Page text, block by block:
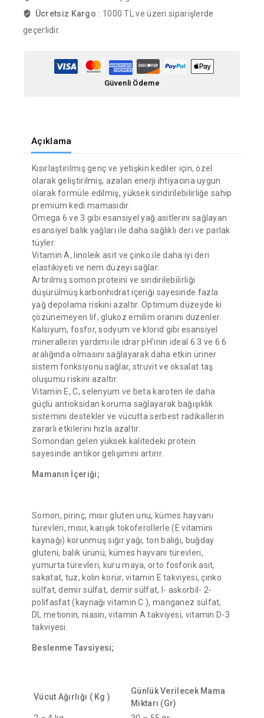
Ücretsiz Kargo : 1000 TL ve üzeri siparişlerde
geçerlidir.
Güvenli Ödeme
Açıklama
Kısırlaştırılmış genç ve yetişkin kediler için, özel
olarak geliştirilmiş, azalan enerji ihtiyacına uygun
olarak formüle edilmiş, yüksek sindirilebilirliğe sahip
premium kedi mamasıdır.
Omega 6 ve 3 gibi esansiyel yağ asitlerini sağlayan
esansiyel balık yağları ile daha sağlıklı deri ve parlak
tüyler.
Vitamin A, linoleik asit ve çinko ile daha iyi deri
elastikiyeti ve nem düzeyi sağlar.
Artırılmış somon proteini ve sindirilebilirliği
düşürülmüş karbonhidrat içeriği sayesinde fazla
yağ depolama riskini azaltır. Optimum düzeyde ki
çözünemeyen lif, glukoz emilim oranını düzenler.
Kalsiyum, fosfor, sodyum ve klorid gibi esansiyel
minerallerin yardımı ile idrar pH’ının ideal 6.3 ve 6.6
aralığında olmasını sağlayarak daha etkin üriner
sistem fonksiyonu sağlar, struvit ve oksalat taş
oluşumu riskini azaltır.
Vitamin E, C, selenyum ve beta karoten ile daha
güçlü antioksidan koruma sağlayarak bağışıklık
sistemini destekler ve vücutta serbest radikallerin
zararlı etkilerini hızla azaltır.
Somondan gelen yüksek kalitedeki protein
sayesinde antikor gelişimini artırır.
Mamanın İçeriği;
Somon, pirinç, mısır gluten unu, kümes hayvanı
türevleri, mısır, karışık tokoferollerle (E vitamini
kaynağı) korunmuş sığır yağı, ton balığı, buğday
gluteni, balık ürünü, kümes hayvanı türevleri,
yumurta türevleri, kuru maya, orto fosforik asit,
sakatat, tuz, kolin korür, vitamin E takviyesi, çinko
sülfat, demir sülfat, demir sülfat, I- askorbil- 2-
polifasfat (kaynağı vitamin C ), manganez sülfat,
DL metionin, niasin, vitamin A takviyesi, vitamin D-3
takviyesi.
Beslenme Tavsiyesi;
Vücut Ağırlığı ( Kg )
Günlük Verilecek Mama
Miktarı (Gr)